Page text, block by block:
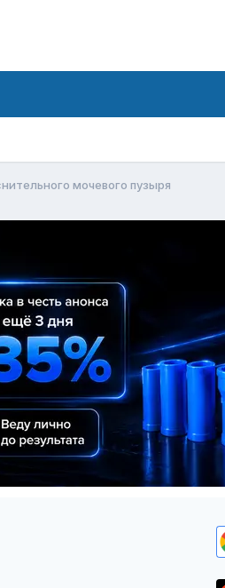
мочевого пузыря